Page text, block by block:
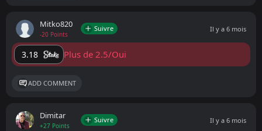
Mitko820
-20 Points
Suivre Il y a 6 mois
3.18 Plus de 2.5/Oui
ADD COMMENT
Dimitar
+27 Points
Suivre Il y a 6 mois